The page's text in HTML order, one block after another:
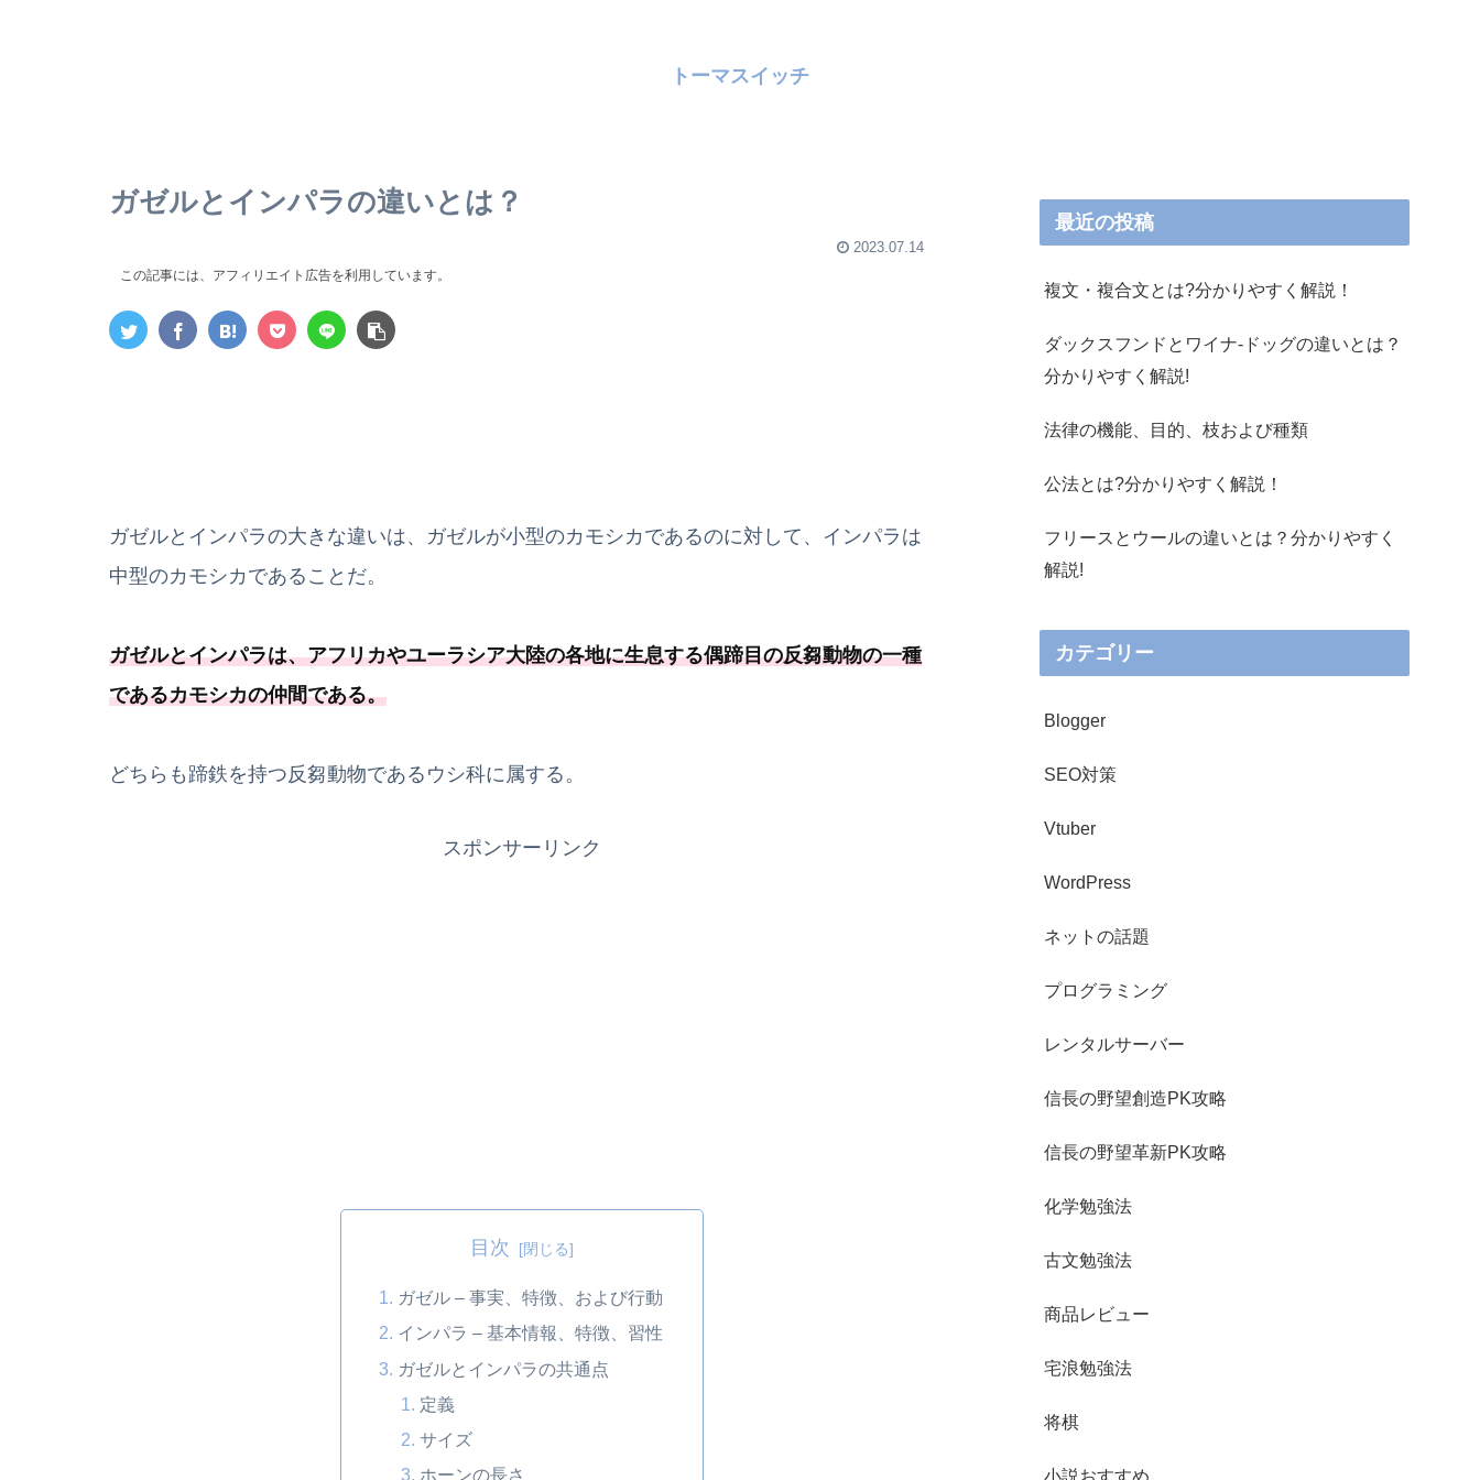
トーマスイッチ
ガゼルとインパラの違いとは？
2023.07.14
この記事には、アフィリエイト広告を利用しています。
ガゼルとインパラの大きな違いは、ガゼルが小型のカモシカであるのに対して、インパラは
中型のカモシカであることだ。
ガゼルとインパラは、アフリカやユーラシア大陸の各地に生息する偶蹄目の反芻動物の一種
であるカモシカの仲間である。
どちらも蹄鉄を持つ反芻動物であるウシ科に属する。
スポンサーリンク
目次
ガゼル – 事実、特徴、および行動
インパラ – 基本情報、特徴、習性
ガゼルとインパラの共通点
定義
サイズ
ホーンの長さ
最近の投稿
複文・複合文とは?分かりやすく解説！
ダックスフンドとワイナ-ドッグの違いとは？
分かりやすく解説!
法律の機能、目的、枝および種類
公法とは?分かりやすく解説！
フリースとウールの違いとは？分かりやすく
解説!
カテゴリー
Blogger
SEO対策
Vtuber
WordPress
ネットの話題
プログラミング
レンタルサーバー
信長の野望創造PK攻略
信長の野望革新PK攻略
化学勉強法
古文勉強法
商品レビュー
宅浪勉強法
将棋
小説おすすめ